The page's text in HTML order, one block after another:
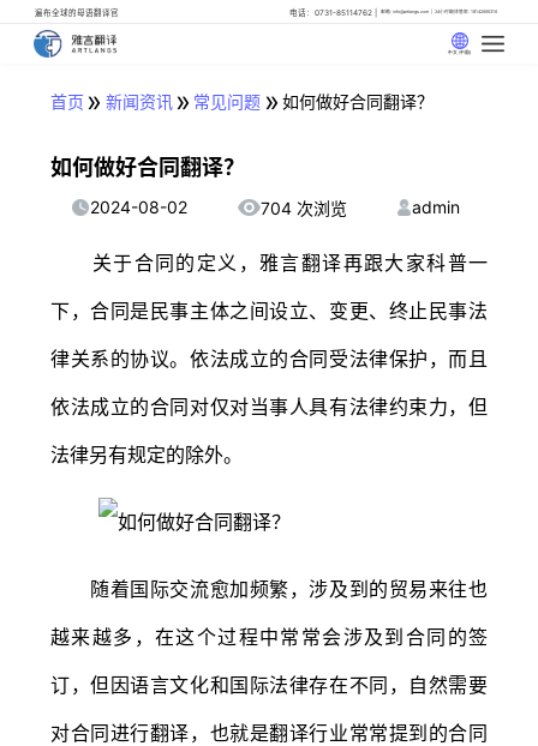
遍布全球的母语翻译官 电话：0731-85114762 邮箱: info@artlangs.com 24小时翻译管家: 18142666316
中文 (中国)
首页 » 新闻资讯» 常见问题 » 如何做好合同翻译？
如何做好合同翻译？
2024-08-02 704 次浏览 admin
关于合同的定义，雅言翻译再跟大家科普一
下，合同是民事主体之间设立、变更、终止民事法
律关系的协议。依法成立的合同受法律保护，而且
依法成立的合同对仅对当事人具有法律约束力，但
法律另有规定的除外。
随着国际交流愈加频繁，涉及到的贸易来往也
越来越多，在这个过程中常常会涉及到合同的签
订，但因语言文化和国际法律存在不同，自然需要
对合同进行翻译，也就是翻译行业常常提到的合同